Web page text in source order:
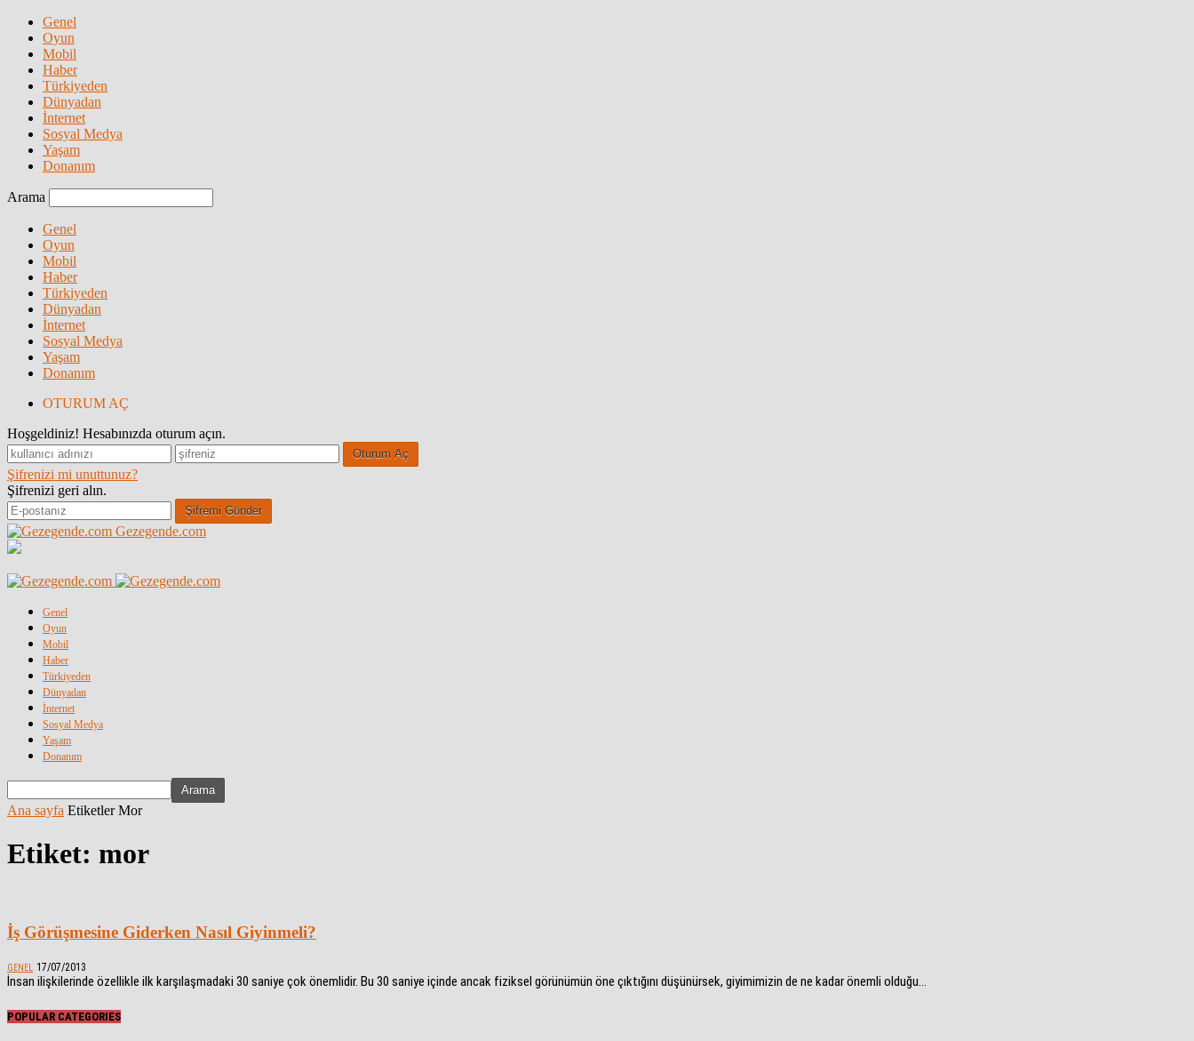
Genel
Oyun
Mobil
Haber
Türkiyeden
Dünyadan
İnternet
Sosyal Medya
Yaşam
Donanım
Arama
Genel
Oyun
Mobil
Haber
Türkiyeden
Dünyadan
İnternet
Sosyal Medya
Yaşam
Donanım
OTURUM AÇ
Hoşgeldiniz! Hesabınızda oturum açın.
Şifrenizi mi unuttunuz?
Şifrenizi geri alın.
Gezegende.com
Genel
Oyun
Mobil
Haber
Türkiyeden
Dünyadan
İnternet
Sosyal Medya
Yaşam
Donanım
Ana sayfa Etiketler Mor
Etiket: mor
İş Görüşmesine Giderken Nasıl Giyinmeli?
GENEL 17/07/2013
İnsan ilişkilerinde özellikle ilk karşılaşmadaki 30 saniye çok önemlidir. Bu 30 saniye içinde ancak fiziksel görünümün öne çıktığını düşünürsek, giyimimizin de ne kadar önemli olduğu...
POPULAR CATEGORIES